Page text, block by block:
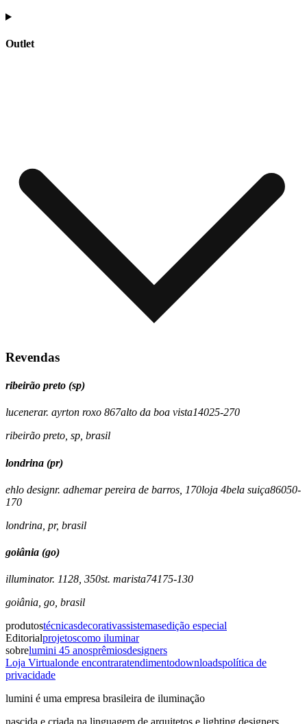
Outlet
Revendas
ribeirão preto (sp)
lucenerar. ayrton roxo 867alto da boa vista14025-270
ribeirão preto, sp, brasil
londrina (pr)
ehlo designr. adhemar pereira de barros, 170loja 4bela suiça86050-
170
londrina pr, brasil
goiânia (go)
illuminator. 1128, 350st. marista74175-130
goiânia, go, brasil
produtostécnicasdecorativassistemasedição especial
Editorialprojetoscomo iluminar
sobrelumini 45 anosprêmiosdesigners
Loja Virtualonde encontraratendimentodownloadspolítica de
privacidade
lumini é uma empresa brasileira de iluminação